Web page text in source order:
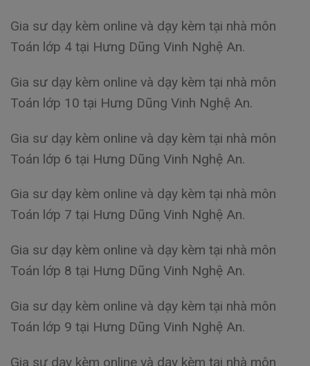
Gia sư dạy kèm online và dạy kèm tại nhà môn
Toán lớp 4 tại Hưng Dũng Vinh Nghệ An.
Gia sư dạy kèm online và dạy kèm tại nhà môn
Toán lớp 10 tại Hưng Dũng Vinh Nghệ An.
Gia sư dạy kèm online và dạy kèm tại nhà môn
Toán lớp 6 tại Hưng Dũng Vinh Nghệ An.
Gia sư dạy kèm online và dạy kèm tại nhà môn
Toán lớp 7 tại Hưng Dũng Vinh Nghệ An.
Gia sư dạy kèm online và dạy kèm tại nhà môn
Toán lớp 8 tại Hưng Dũng Vinh Nghệ An.
Gia sư dạy kèm online và dạy kèm tại nhà môn
Toán lớp 9 tại Hưng Dũng Vinh Nghệ An.
Gia sư dạy kèm online và dạy kèm tại nhà môn